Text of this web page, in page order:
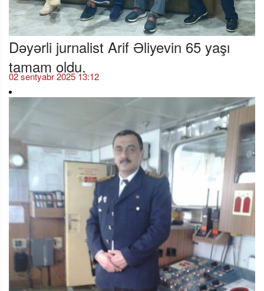
Dəyərli jurnalist Arif Əliyevin 65 yaşı
tamam oldu.
02 sentyabr 2025 13:12